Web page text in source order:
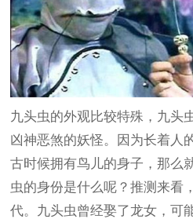
九头虫的外观比较特殊，九头
凶神恶煞的妖怪。因为长着人
古时候拥有鸟儿的身子，那么
虫的身份是什么呢？推测来看
代。九头虫曾经娶了龙女，可